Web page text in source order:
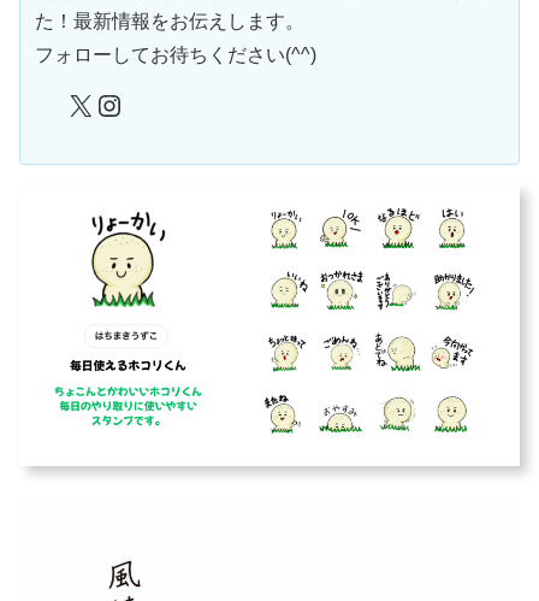
た！最新情報をお伝えします。
フォローしてお待ちください(^^)
X Instagram